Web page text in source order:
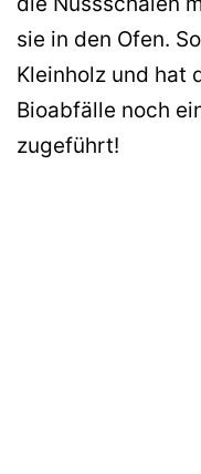
sie in den Ofen.
Kleinholz und hat
Bioabfälle noch
zugeführt!